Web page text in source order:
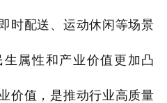
时配送、运动休闲等场景
属性和产业价值更加凸
价值，是推动行业高质量